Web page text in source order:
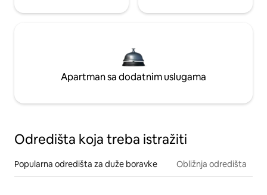
Apartman sa dodatnim uslugama
Odredišta koja treba istražiti
Popularna odredišta za duže boravke Obližnja odredišta